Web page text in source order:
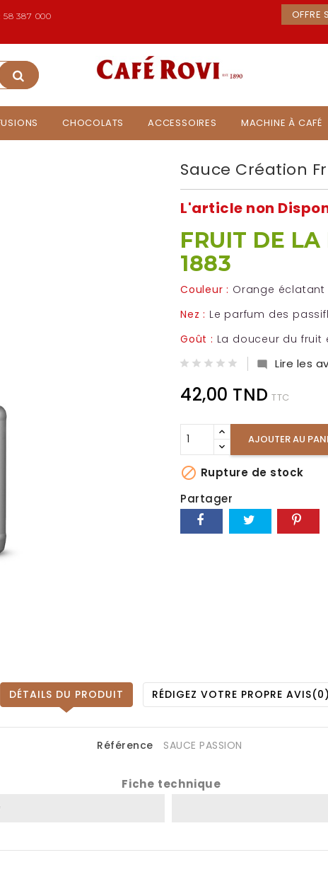
58 387 000 OFFRE
CHOCOLATS ACCESSOIRES MACHINE À CAFÉ
Sauce Création
L'article non
FRUIT DE LA
1883
Couleur : Orange éclatant
Nez : Le parfum des
Goût : La douceur du
 Lire les
42,00 TND TTC
AJOUTER AU
 Rupture de stock
Partager
DÉTAILS DU PRODUIT RÉDIGEZ VOTRE PROPRE AVIS(0)
Référence SAUCE PASSION
Fiche technique